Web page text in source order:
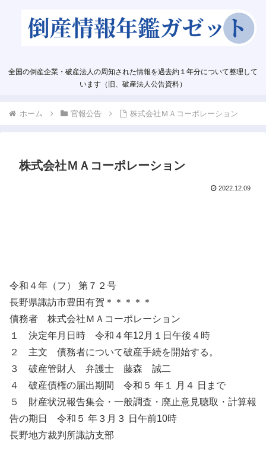
全国の倒産企業・破産法人の周知された情報を過去約１年分について整理して
います（旧、破産法人公告資料）
ホーム 官報公告 株式会社ＭＡコーポレーション
株式会社ＭＡコーポレーション
2022.12.09
令和４年（フ） 第７２号
長野県諏訪市豊田有賀＊＊＊＊＊
債務者 株式会社ＭＡコーポレーション
１ 決定年月日時 令和４年12月１日午後４時
２ 主文 債務者について破産手続を開始する。
３ 破産管財人 弁護士 藤森 誠二
４ 破産債権の届出期間 令和５ 年１ 月４ 日まで
５ 財産状況報告集会・一般調査・廃止意見聴取・計算報
告の期日 令和５ 年３月３ 日午前10時
長野地方裁判所諏訪支部